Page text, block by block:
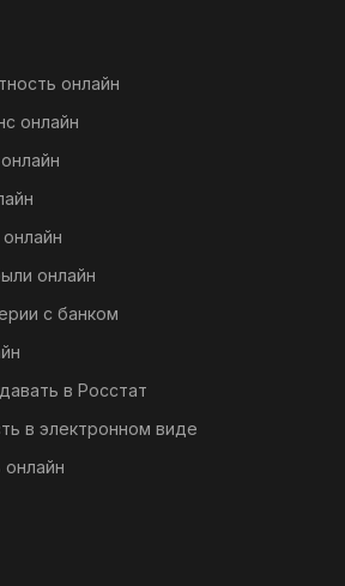
онлайн
онлайн
онлайн
с банком
в Росстат
в электронном виде
онлайн